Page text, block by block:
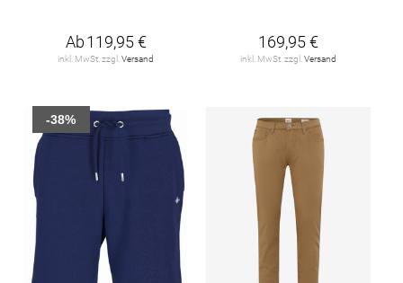
Ab119,95 €
inkl. MwSt. zzgl. Versand
169,95 €
inkl. MwSt. zzgl. Versand
-38%